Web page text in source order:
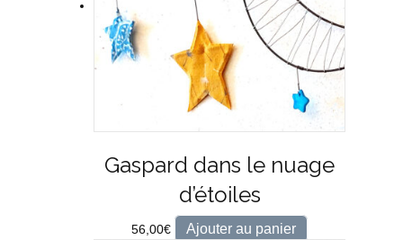
Gaspard dans le nuage
d’étoiles
56,00€ Ajouter au panier